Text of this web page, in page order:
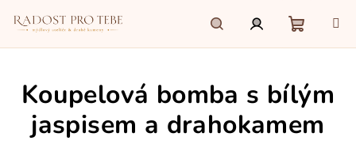
HledatPřihlášení
košík
Koupelová bomba s bílým
jaspisem a drahokamem